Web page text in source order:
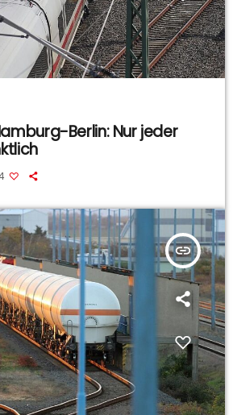
Berlin: Nur jeder
insert_link